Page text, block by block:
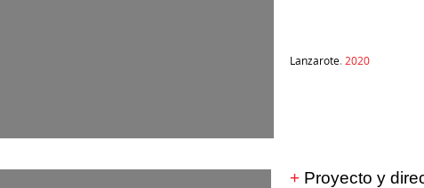
Lanzarote. 2020
+ Proyecto y